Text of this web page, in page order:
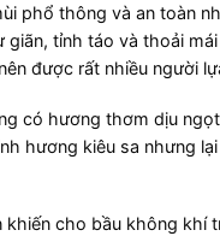
phổ thông và an toàn
tỉnh táo và thoải
được rất nhiều người
có hương thơm dịu
hương kiêu sa nhưng
cho bầu không khí